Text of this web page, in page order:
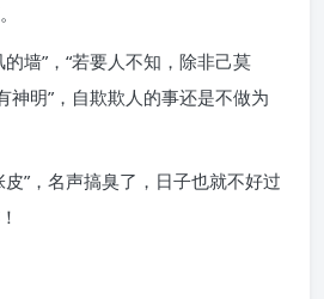
墙”，“若要人不知，除非己莫
神明”，自欺欺人的事还是不做为
”，名声搞臭了，日子也就不好过